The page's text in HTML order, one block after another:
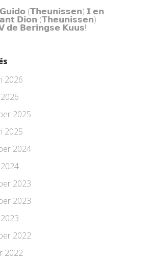
(𝗧𝗵𝗲𝘂𝗻𝗶𝘀𝘀𝗲𝗻) 𝗜 𝗲𝗻
𝗗𝗶𝗼𝗻 (𝗧𝗵𝗲𝘂𝗻𝗶𝘀𝘀𝗲𝗻)
𝗱𝗲 𝗕𝗲𝗿𝗶𝗻𝗴𝘀𝗲 𝗞𝘂𝘂𝘀!
2026
2025
2025
2024
2023
2023
2022
2022